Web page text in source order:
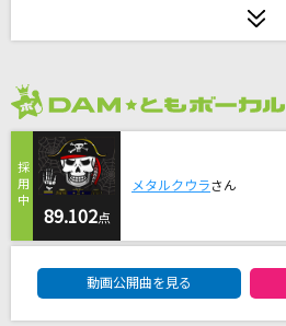
街(Single version)
SOPHIA
烏(ビデオクリップバージョン)
米津玄師
キライ・キライ・ジガヒダイ!
くらげP feat.音街ウナ
89.102点
メタルクウラさん
動画公開曲を見る